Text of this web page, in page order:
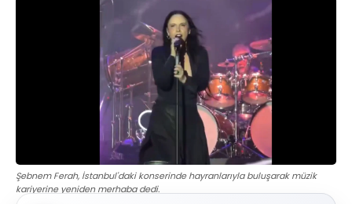
Şebnem Ferah, İstanbul'daki konserinde hayranlarıyla buluşarak müzik
kariyerine yeniden merhaba dedi.